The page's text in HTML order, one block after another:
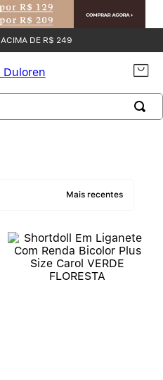
ACIMA DE R$ 249
Mais recentes